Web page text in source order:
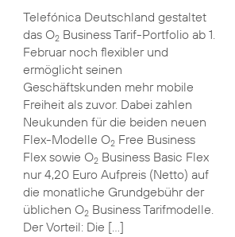
Telefónica Deutschland gestaltet
das O2Business Tarif-Portfolio ab 1.
Februar noch flexibler und
ermöglicht seinen
Geschäftskunden mehr mobile
Freiheit als zuvor. Dabei zahlen
Neukunden für die beiden neuen
Flex-Modelle O2Free Business
Flex sowie O2Business Basic Flex
nur 4,20 Euro Aufpreis (Netto) auf
die monatliche Grundgebühr der
üblichen O2Business Tarifmodelle.
Der Vorteil: Die […]